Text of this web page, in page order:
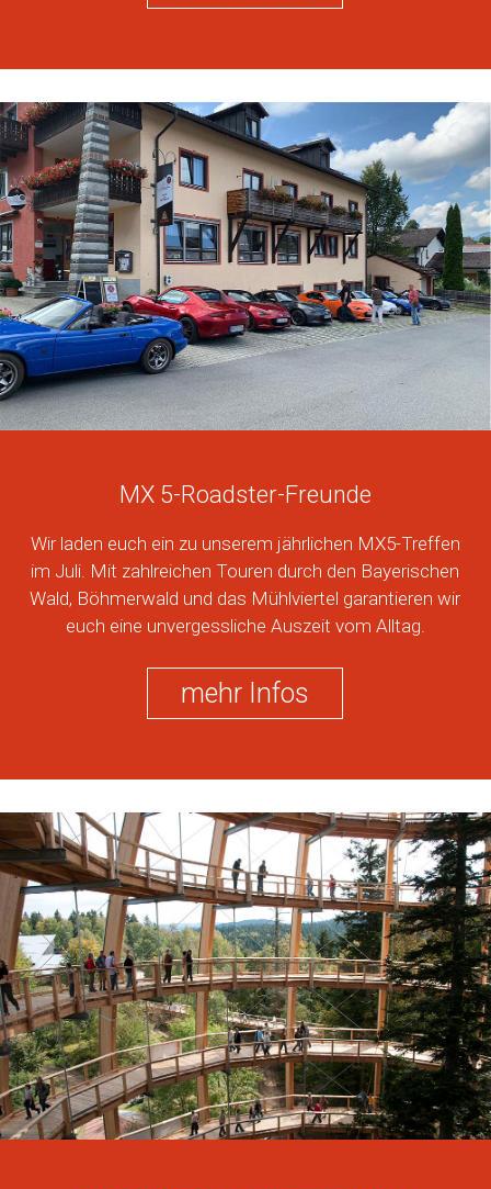
MX 5-Roadster-Freunde
Wir laden euch ein zu unserem jährlichen MX5-Treffen
im Juli. Mit zahlreichen Touren durch den Bayerischen
Wald, Böhmerwald und das Mühlviertel garantieren wir
euch eine unvergessliche Auszeit vom Alltag.
mehr Infos